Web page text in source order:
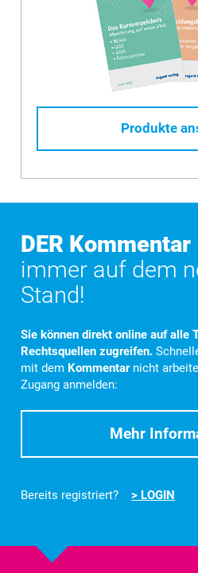
Produkte
DER
immer auf dem
Stand!
Sie können direkt online auf alle
Rechtsquellen zugreifen.
mit dem Kommentarnicht
Zugang anmelden:
Mehr
Bereits registriert?> LOGIN